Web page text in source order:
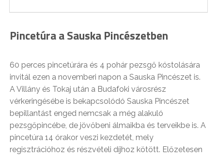
Pincetúra a Sauska Pincészetben
60 perces pincetúrára és 4 pohár pezsgő kóstolására
invitál ezen a novemberi napon a Sauska Pincészet is.
A Villány és Tokaj után a Budafoki városrész
vérkeringésébe is bekapcsolódó Sauska Pincészet
bepillantást enged nemcsak a még alakuló
pezsgőpincébe, de jövőbeni álmaikba és terveikbe is. A
pincetúra 14 órakor veszi kezdetét, mely
regisztrációhoz és részvételi díjhoz kötött. Előzetesen